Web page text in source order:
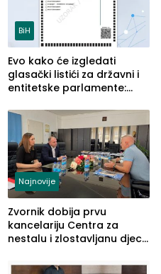
BiH
Evo kako će izgledati
glasački listići za državni i
entitetske parlamente:
vidljive na njima
Najnovije
Zvornik dobija prvu
kancelariju Centra za
nestalu i zlostavljanu djecu